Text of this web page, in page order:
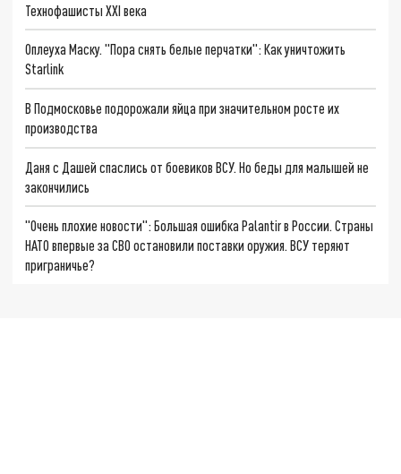
Технофашисты XXI века
Оплеуха Маску. "Пора снять белые перчатки": Как уничтожить
Starlink
В Подмосковье подорожали яйца при значительном росте их
производства
Даня с Дашей спаслись от боевиков ВСУ. Но беды для малышей не
закончились
"Очень плохие новости": Большая ошибка Palantir в России. Страны
НАТО впервые за СВО остановили поставки оружия. ВСУ теряют
приграничье?